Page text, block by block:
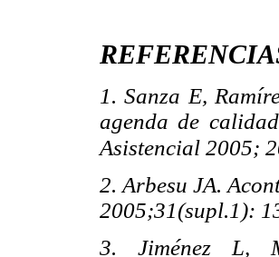
1. Sanza E,
agenda de
Asistencial 2005;
2. Arbesu JA.
2005;31(supl.1):
3. Jiménez L,